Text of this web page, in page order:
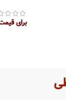
برای